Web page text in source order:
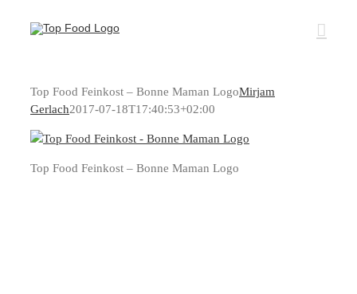
Inhalt
Top Food Feinkost – Bonne Maman LogoMirjam
Gerlach2017-07-18T17:40:53+02:00
Top Food Feinkost – Bonne Maman Logo